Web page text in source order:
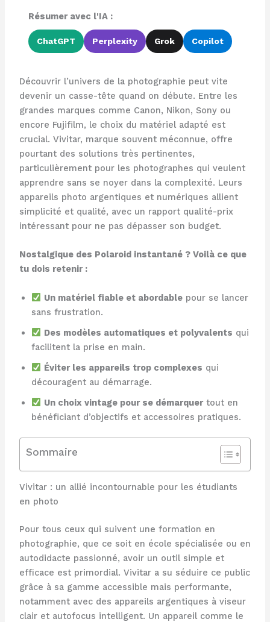
Résumer avec l'IA :
ChatGPT Perplexity Grok Copilot
Découvrir l’univers de la photographie peut vite
devenir un casse-tête quand on débute. Entre les
grandes marques comme Canon, Nikon, Sony ou
encore Fujifilm, le choix du matériel adapté est
crucial. Vivitar, marque souvent méconnue, offre
pourtant des solutions très pertinentes,
particulièrement pour les photographes qui veulent
apprendre sans se noyer dans la complexité. Leurs
appareils photo argentiques et numériques allient
simplicité et qualité, avec un rapport qualité-prix
intéressant pour ne pas dépasser son budget.
Nostalgique des Polaroid instantané ? Voilà ce que
tu dois retenir :
Un matériel fiable et abordable pour se lancer
sans frustration.
Des modèles automatiques et polyvalents qui
facilitent la prise en main.
Éviter les appareils trop complexes qui
découragent au démarrage.
Un choix vintage pour se démarquertout en
bénéficiant d’objectifs et accessoires pratiques.
Sommaire
Vivitar : un allié incontournable pour les étudiants
en photo
Pour tous ceux qui suivent une formation en
photographie, que ce soit en école spécialisée ou en
autodidacte passionné, avoir un outil simple et
efficace est primordial. Vivitar a su séduire ce public
grâce à sa gamme accessible mais performante,
notamment avec des appareils argentiques à viseur
clair et autofocus intelligent. Un appareil comme le